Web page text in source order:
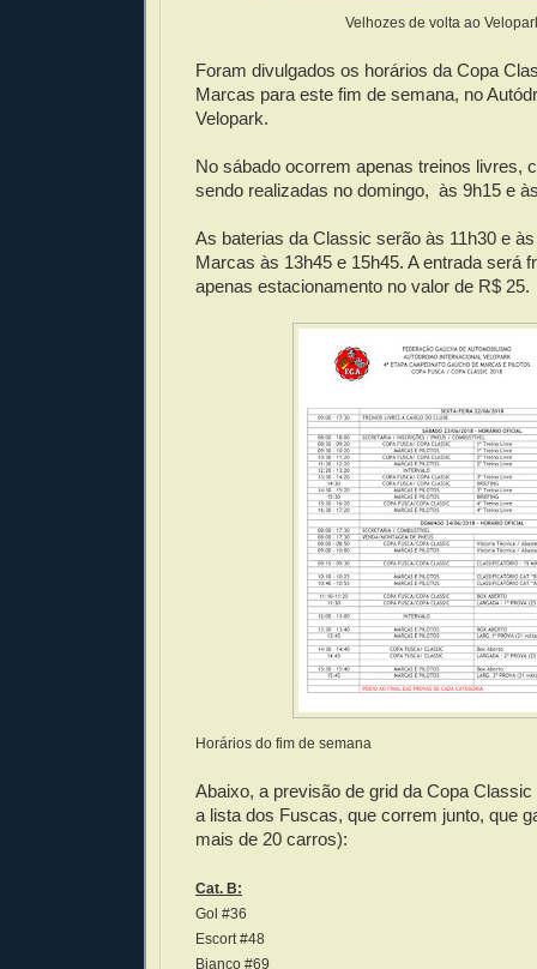
Velhozes de volta ao
Foram divulgados os horários da Copa
Marcas para este fim de semana, no
Velopark.
No sábado ocorrem apenas treinos livres,
sendo realizadas no domingo, às 9h15 e
As baterias da Classic serão às 11h30 e
Marcas às 13h45 e 15h45. A entrada será
apenas estacionamento no valor de R$ 25.
Horários do fim de semana
Abaixo, a previsão de grid da Copa
a lista dos Fuscas, que correm junto, que
mais de 20 carros):
Cat. B:
Gol #36
Escort #48
Bianco #69